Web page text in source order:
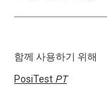
함께 사용하기 위해
PosiTest PT